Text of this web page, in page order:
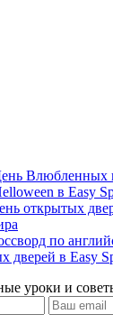
Влюбленных
в Easy
открытых
по
дверей в Easy
уроки и